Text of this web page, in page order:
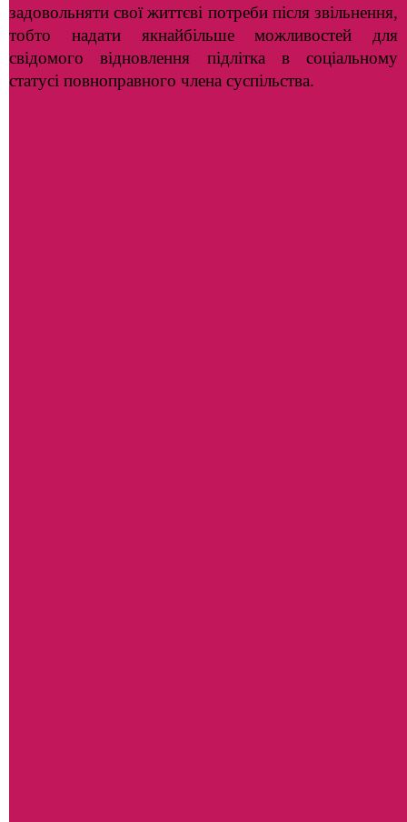
задовольняти свої життєві потреби після звільнення,
тобто надати якнайбільше можливостей для
свідомого відновлення підлітка в соціальному
статусі повноправного члена суспільства.